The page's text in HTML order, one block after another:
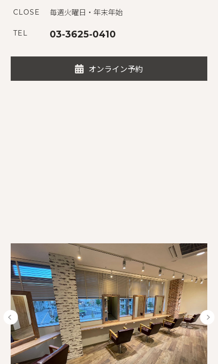
CLOSE 毎週火曜日・年末年始
TEL 03-3625-0410
オンライン予約